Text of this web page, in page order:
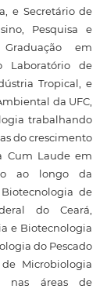
e Secretário de
Pesquisa e
em
Laboratório de
Tropical, e
da UFC,
trabalhando
do crescimento
Cum Laude em
ao longo da
de
do Ceará,
e Biotecnologia
do Pescado
Microbiologia
nas áreas de